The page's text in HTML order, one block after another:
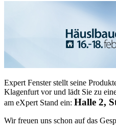
Expert Fenster stellt seine
Klagenfurt vor und lädt Sie zu
am eXpert Stand ein: Halle 2,
Wir freuen uns schon auf das